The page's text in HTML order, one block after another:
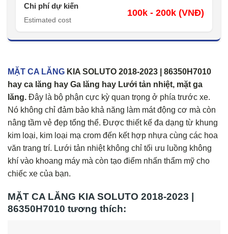
Chi phí dự kiến
Estimated cost
100k - 200k (VNĐ)
MẶT CA LĂNG KIA SOLUTO 2018-2023 | 86350H7010
hay ca lăng hay Ga lăng hay Lưới tản nhiệt, mặt ga
lăng. Đây là bộ phận cực kỳ quan trọng ở phía trước xe.
Nó không chỉ đảm bảo khả năng làm mát động cơ mà còn
nâng tầm vẻ đẹp tổng thể. Được thiết kế đa dạng từ khung
kim loại, kim loại mạ crom đến kết hợp nhựa cùng các hoa
văn trang trí. Lưới tản nhiệt không chỉ tối ưu luồng không
khí vào khoang máy mà còn tạo điểm nhấn thẩm mỹ cho
chiếc xe của bạn.
MẶT CA LĂNG KIA SOLUTO 2018-2023 |
86350H7010 tương thích: